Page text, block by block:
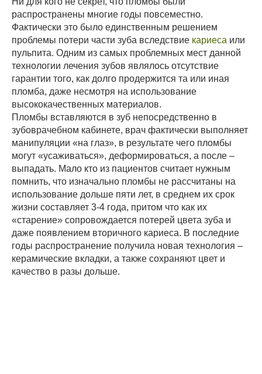
распространены многие годы повсеместно.
Фактически это было единственным решением
проблемы потери части зуба вследствие кариеса или
пульпита. Одним из самых проблемных мест данной
технологии лечения зубов являлось отсутствие
гарантии того, как долго продержится та или иная
пломба, даже несмотря на использование
высококачественных материалов.
Пломбы вставляются в зуб непосредственно в
зубоврачебном кабинете, врач фактически выполняет
манипуляции «на глаз», в результате чего пломбы
могут «усаживаться», деформироваться, а после –
выпадать. Мало кто из пациентов считает нужным
помнить, что изначально пломбы не рассчитаны на
использование дольше пяти лет, в среднем их срок
жизни составляет 3-4 года, притом что как их
«старение» сопровождается потерей цвета зуба и
даже появлением вторичного кариеса. В последние
годы распространение получила новая технология –
керамические вкладки, а также сохраняют цвет и
качество в разы дольше.